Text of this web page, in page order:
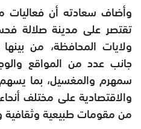
تقتصر على مدينة صلالة
ولايات المحافظة، من
جانب عدد من المواقع
سمهرم والمغسيل، بما يسهم
والاقتصادية على مختلف
من مقومات طبيعية وثقافية